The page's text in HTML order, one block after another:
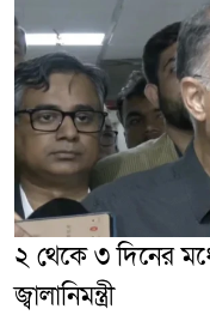
২ থেকে ৩ দিনের
জ্বালানিমন্ত্রী